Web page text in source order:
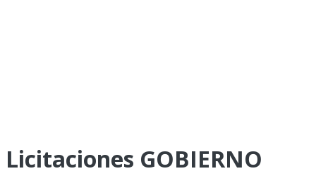
Licitaciones GOBIERNO